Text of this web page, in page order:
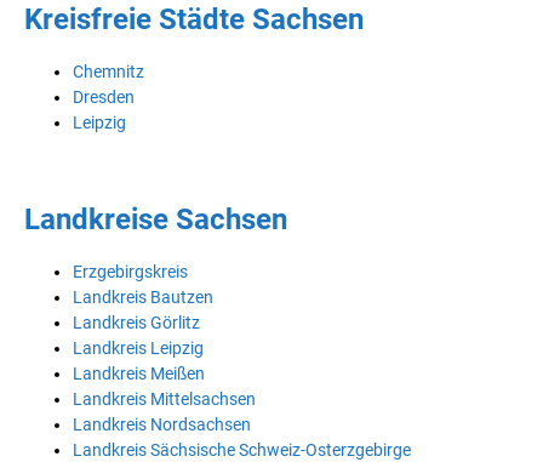
Kreisfreie Städte Sachsen
Chemnitz
Dresden
Leipzig
Landkreise Sachsen
Erzgebirgskreis
Landkreis Bautzen
Landkreis Görlitz
Landkreis Leipzig
Landkreis Meißen
Landkreis Mittelsachsen
Landkreis Nordsachsen
Landkreis Sächsische Schweiz-Osterzgebirge